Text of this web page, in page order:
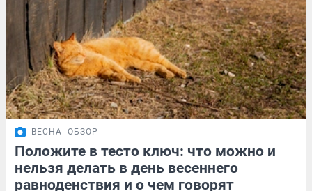
ВЕСНА ОБЗОР
Положите в тесто ключ: что можно и
нельзя делать в день весеннего
равноденствия и о чем говорят